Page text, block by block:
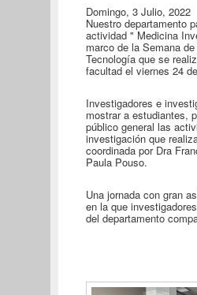
Domingo, 3 Julio, 2022
Nuestro departamento
actividad " Medicina
marco de la Semana
Tecnología que se
facultad el viernes 24
Investigadores e
mostrar a estudiantes,
público general las
investigación que
coordinada por Dra
Paula Pouso.
Una jornada con gran
en la que
del departamento